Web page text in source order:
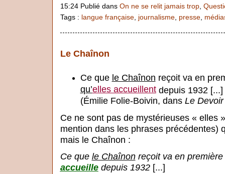
15:24 Publié dans On ne se relit jamais trop,
Tags : langue française, journalisme, presse,
Le Chaînon
Ce que le Chaînon reçoit va en
qu’elles accueillentdepuis 1932 [...]
(Émilie Folie-Boivin, dans Le Devoir
Ce ne sont pas de mystérieuses « elles
mention dans les phrases précédentes)
mais le Chaînon :
Ce que le Chaînonreçoit va en
accueilledepuis 1932[...]